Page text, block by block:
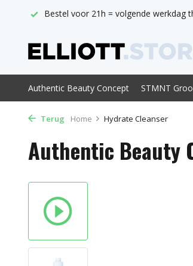
Gratis verzending vanaf € 29,-
Authentic Beauty Concept STMNT
Terug Home Hydrate Cleanser
Authentic Beauty